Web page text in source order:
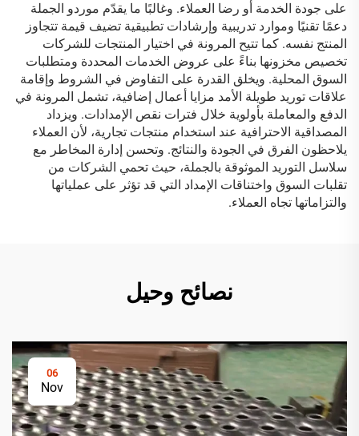
على جودة الخدمة أو رضا العملاء. وغالبًا ما يقدّم موردو الجملة
دعمًا تقنيًا وموارد تدريبية وإرشادات تطبيقية تضيف قيمة تتجاوز
المنتج نفسه. كما تتيح المرونة في اختيار المنتجات للشركات
تخصيص مخزونها بناءً على عروض الخدمات المحددة ومتطلبات
السوق المحلية. ويخلق القدرة على التفاوض في الشروط وإقامة
علاقات توريد طويلة الأمد مزايا أعمال إضافية، تشمل المرونة في
الدفع والمعاملة بأولوية خلال فترات نقص الإمدادات. ويزداد
المصداقية الاحترافية عند استخدام منتجات تجارية، لأن العملاء
يلاحظون الفرق في الجودة والنتائج. وتحسن إدارة المخاطر مع
سلاسل التوريد الموثوقة بالجملة، حيث تحمي الشركات من
تقلبات السوق واختناقات الإمداد التي قد تؤثر على عملياتها
والتزاماتها تجاه العملاء.
نصائح وحيل
06
Nov